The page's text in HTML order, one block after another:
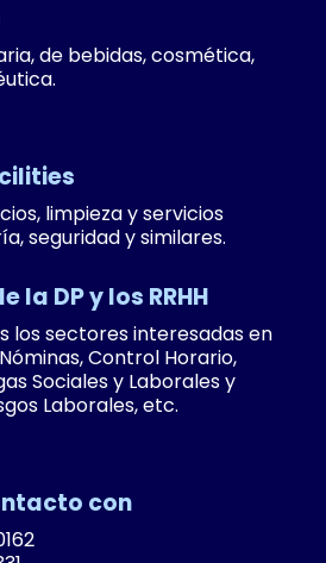
de bebidas, cosmética,
limpieza y servicios
seguridad y similares.
la DP y los RRHH
los sectores interesadas en
Control Horario,
Sociales y Laborales y
Laborales, etc.
con